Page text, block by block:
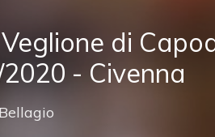
di
- Civenna
Bellagio